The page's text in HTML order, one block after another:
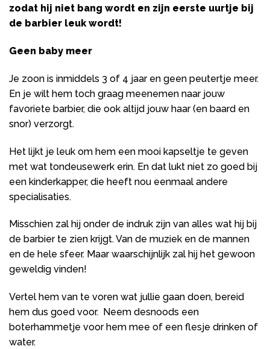
zodat hij niet bang wordt en zijn eerste uurtje bij
de barbier leuk wordt!
Geen baby meer
Je zoon is inmiddels 3 of 4 jaar en geen peutertje meer.
En je wilt hem toch graag meenemen naar jouw
favoriete barbier, die ook altijd jouw haar (en baard en
snor) verzorgt.
Het lijkt je leuk om hem een mooi kapseltje te geven
met wat tondeusewerk erin. En dat lukt niet zo goed bij
een kinderkapper, die heeft nou eenmaal andere
specialisaties.
Misschien zal hij onder de indruk zijn van alles wat hij bij
de barbier te zien krijgt. Van de muziek en de mannen
en de hele sfeer. Maar waarschijnlijk zal hij het gewoon
geweldig vinden!
Vertel hem van te voren wat jullie gaan doen, bereid
hem dus goed voor. Neem desnoods een
boterhammetje voor hem mee of een flesje drinken of
water.